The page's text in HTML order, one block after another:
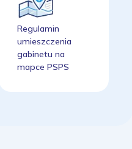
Regulamin
umieszczenia
gabinetu na
mapce PSPS